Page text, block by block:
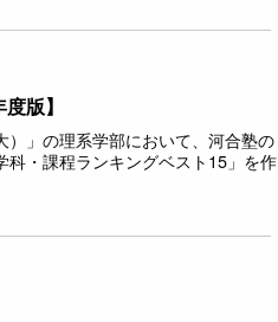
版】
」の理系学部において、河合塾の
・課程ランキングベスト15」を作